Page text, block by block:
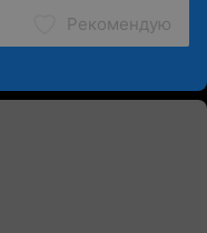
Рекомендую